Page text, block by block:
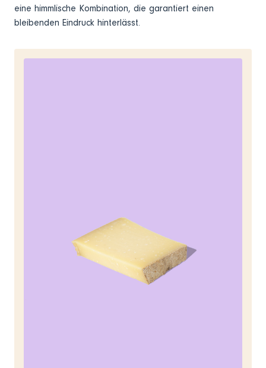
eine himmlische Kombination, die garantiert einen
bleibenden Eindruck hinterlässt.